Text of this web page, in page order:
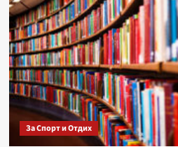
техниката
хипнотерапия?
За Спорт и Отдих